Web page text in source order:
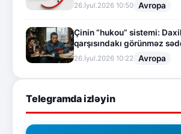
26.İyul.2026 10:50 Avropa
Çinin “hukou” sistemi:
qarşısındakı görünməz
26.İyul.2026 10:22 Avropa
Telegramda izləyin